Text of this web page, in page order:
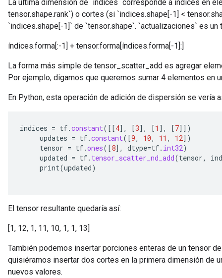
La última dimensión de `indices` corresponde a índices en
tensor.shape.rank`) o cortes (si `indices.shape[-1] <
`indices.shape[-1]` de `tensor.shape`. `actualizaciones` es un
índices.forma[:-1] + tensor.forma[índices.forma[-1]:]
La forma más simple de tensor_scatter_add es agregar
Por ejemplo, digamos que queremos sumar 4 elementos en
En Python, esta operación de adición de dispersión se vería
indices = tf.constant( [[4] , [3] , [1 ] , [7]] )
updates = tf.constant( [9, 10, 11 , 12] )
tensor = tf.ones( [8] , dtype=tf. int32)
updated = tf. tensor_scatter_nd_add(tensor,
print(updated)
El tensor resultante quedaría así:
[1, 12, 1, 11, 10, 1, 1, 13]
También podemos insertar porciones enteras de un tensor
quisiéramos insertar dos cortes en la primera dimensión de
nuevos valores.